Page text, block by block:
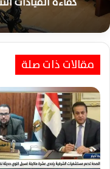
كفاءة القيادات
محافظ الشرقية
لتسهيل خدمات
مقالات ذات صلة